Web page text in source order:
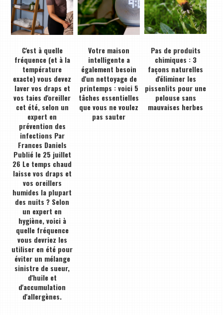
C'est à quelle
fréquence (et à la
température
exacte) vous devez
laver vos draps et
vos taies d'oreiller
cet été, selon un
expert en
prévention des
infections Par
Frances Daniels
Publié le 25 juillet
26 Le temps chaud
laisse vos draps et
vos oreillers
humides la plupart
des nuits ? Selon
un expert en
hygiène, voici à
quelle fréquence
vous devriez les
utiliser en été pour
éviter un mélange
sinistre de sueur,
d'huile et
d'accumulation
d'allergènes.
Votre maison
intelligente a
également besoin
d'un nettoyage de
printemps : voici 5
tâches essentielles
que vous ne voulez
pas sauter
Pas de produits
chimiques : 3
façons naturelles
d'éliminer les
pissenlits pour une
pelouse sans
mauvaises herbes